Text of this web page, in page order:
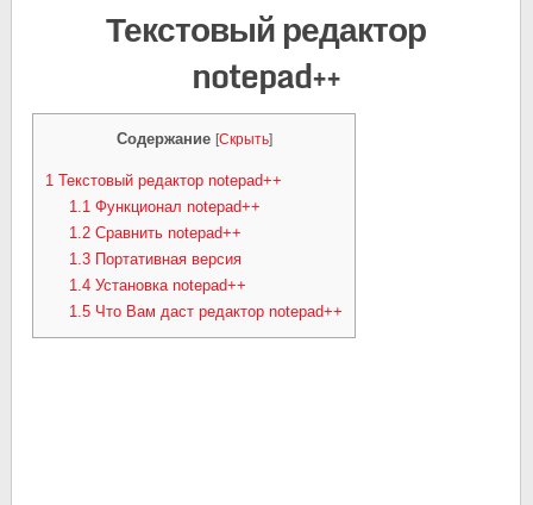
Текстовый редактор
notepad++
Содержание [Скрыть]
1 Текстовый редактор notepad++
1.1Функционал notepad++
1.2Сравнить notepad++
1.3Портативная версия
1.4Установка notepad++
1.5Что Вам даст редактор notepad++